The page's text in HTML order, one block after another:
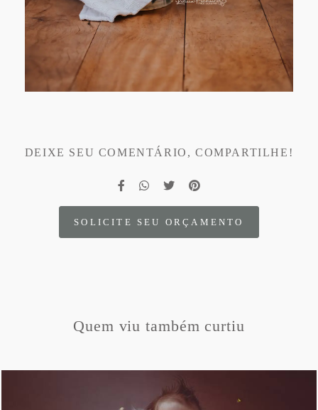
DEIXE SEU COMENTÁRIO, COMPARTILHE!
SOLICITE SEU ORÇAMENTO
Quem viu também curtiu